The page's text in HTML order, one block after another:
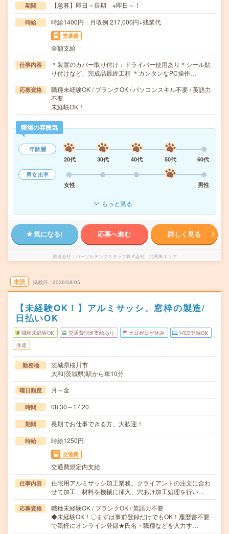
期間 【急募】即日～長期 ※即日～！
時給 時給1400円 月収例 217,000円+残業代
交通費
全額支給
仕事内容
＊装置のカバー取り付け：ドライバー使用あり＊シール貼
り付けなど、完成品最終工程 ＊カンタンなPC操作…
応募資格
職種未経験OK / ブランクOK / パソコンスキル不要 / 英語力
不要
未経験OK！
職場の雰囲気
年齢層
20代
30代 40代 50代
60代
男女比率
女性
男性
もっと見る
気になる! 応募へ進む 詳しく見る
派遣会社 パーソルテンプスタッフ株式会社 北関東エリア
未読 掲載日 2026/08/05
【未経験OK！】アルミサッシ、窓枠の製造/
日払いOK
職種未経験OK 交通費別途支給あり 土日祝日が休み WEB登録OK
派遣
勤務地
茨城県桜川市
大和(茨城県)駅から車10分
曜日頻度 月～金
時間 08:30～17:20
期間 長期でお仕事できる方、大歓迎！
時給 時給1250円
交通費
交通費規定内支給
仕事内容
住宅用アルミサッシ加工業務。クライアントの注文に合わ
せて加工、材料を機械に挿入、穴あけ加工処理を行い…
応募資格
職種未経験OK / ブランクOK / 英語力不要
◆未経験OK！〇まずは事前登録だけでもOK！履歴書不要
で気軽にオンライン登録★氏名・職種などを入力す…